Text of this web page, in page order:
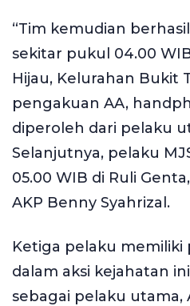
“Tim kemudian
sekitar pukul 04.00
Hijau, Kelurahan Bukit
pengakuan AA,
diperoleh dari pelaku
Selanjutnya, pelaku
05.00 WIB di Ruli
AKP Benny Syahrizal.
Ketiga pelaku memiliki
dalam aksi kejahatan
sebagai pelaku utama,